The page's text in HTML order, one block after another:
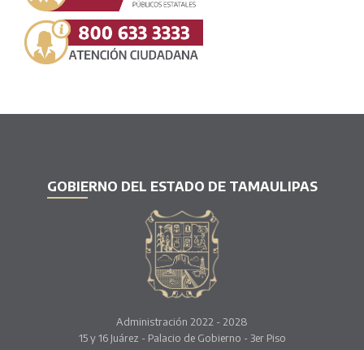
GOBIERNO DEL ESTADO DE TAMAULIPAS
Administración 2022 - 2028
15 y 16 Juárez - Palacio de Gobierno - 3er Piso